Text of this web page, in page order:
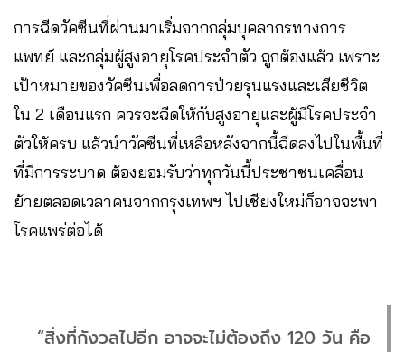
การฉีดวัคซีนที่ผ่านมาเริ่มจากกลุ่มบุคลากรทางการ
แพทย์ และกลุ่มผู้สูงอายุโรคประจำตัว ถูกต้องแล้ว เพราะ
เป้าหมายของวัคซีนเพื่อลดการป่วยรุนแรงและเสียชีวิต
ใน 2 เดือนแรก ควรจะฉีดให้กับสูงอายุและผู้มีโรคประจำ
ตัวให้ครบ แล้วนำวัคซีนที่เหลือหลังจากนี้ฉีดลงไปในพื้นที่
ที่มีการระบาด ต้องยอมรับว่าทุกวันนี้ประชาชนเคลื่อน
ย้ายตลอดเวลาคนจากกรุงเทพฯ ไปเชียงใหม่ก็อาจจะพา
โรคแพร่ต่อได้
“สิ่งที่กังวลไปอีก อาจจะไม่ต้องถึง 120 วัน คือ